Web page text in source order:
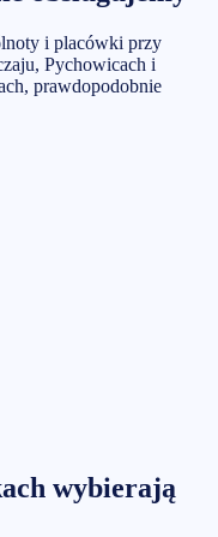
i placówki przy
Pychowicach i
, prawdopodobnie
wybierają